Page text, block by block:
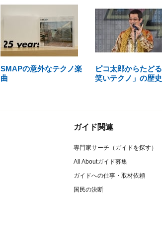
SMAPの意外なテクノ楽
曲
ピコ太郎からたど
笑いテクノ」の歴史
ガイド関連
専門家サーチ（ガイドを探す）
All Aboutガイド募集
ガイドへの仕事・取材依頼
国民の決断